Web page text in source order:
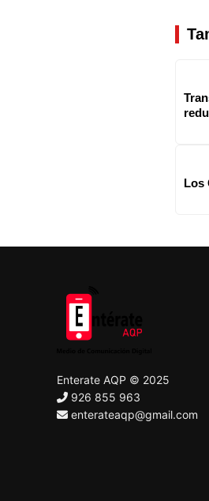
Los
Enterate AQP © 2025
926 855 963
enterateaqp@gmail.com